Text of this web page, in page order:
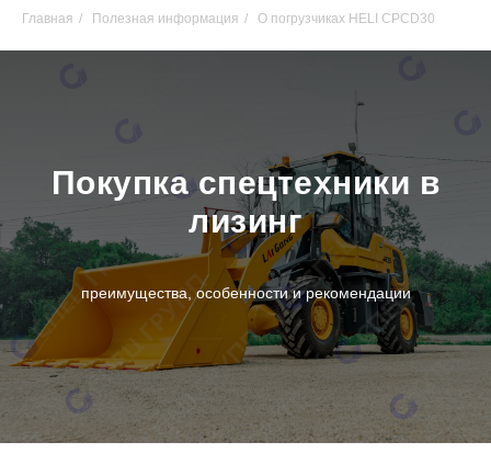
Главная / Полезная информация / О погрузчиках HELI CPCD30
Покупка спецтехники в
лизинг
преимущества, особенности и рекомендации